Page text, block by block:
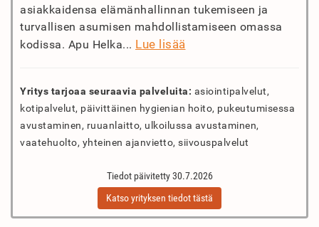
asiakkaidensa elämänhallinnan tukemiseen ja
turvallisen asumisen mahdollistamiseen omassa
kodissa. Apu Helka... Lue lisää
Yritys tarjoaa seuraavia palveluita: asiointipalvelut,
kotipalvelut, päivittäinen hygienian hoito, pukeutumisessa
avustaminen, ruuanlaitto, ulkoilussa avustaminen,
vaatehuolto, yhteinen ajanvietto, siivouspalvelut
Tiedot päivitetty 30.7.2026
Katso yrityksen tiedot tästä